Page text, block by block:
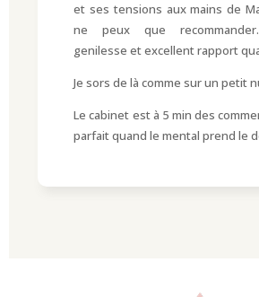
et ses tensions aux mains de
ne peux que
genilesse et excellent rapport
Je sors de là comme sur un petit
Le cabinet est à 5 min des
parfait quand le mental prend le